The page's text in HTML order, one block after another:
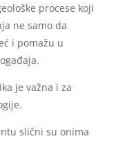
procese koji
ne samo da
i pomažu u
je važna i za
slični su onima